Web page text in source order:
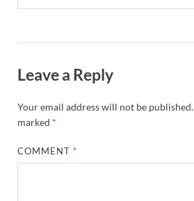
Leave a Reply
Your email address will not be published.
marked *
COMMENT*